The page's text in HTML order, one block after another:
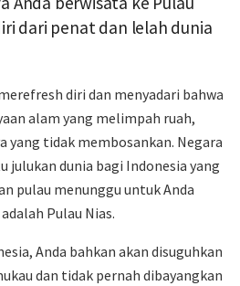
dari penat dan lelah dunia
diri dan menyadari bahwa
alam yang melimpah ruah,
yang tidak membosankan. Negara
julukan dunia bagi Indonesia yang
pulau menunggu untuk Anda
Pulau Nias.
Anda bahkan akan disuguhkan
dan tidak pernah dibayangkan